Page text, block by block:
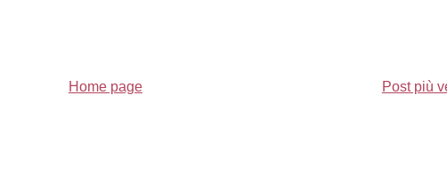
Post più
Home page